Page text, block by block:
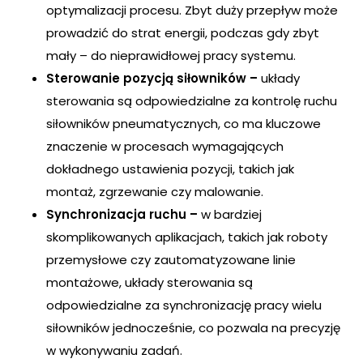
optymalizacji procesu. Zbyt duży przepływ może
prowadzić do strat energii, podczas gdy zbyt
mały – do nieprawidłowej pracy systemu.
Sterowanie pozycją siłowników – układy
sterowania są odpowiedzialne za kontrolę ruchu
siłowników pneumatycznych, co ma kluczowe
znaczenie w procesach wymagających
dokładnego ustawienia pozycji, takich jak
montaż, zgrzewanie czy malowanie.
Synchronizacja ruchu – w bardziej
skomplikowanych aplikacjach, takich jak roboty
przemysłowe czy zautomatyzowane linie
montażowe, układy sterowania są
odpowiedzialne za synchronizację pracy wielu
siłowników jednocześnie, co pozwala na precyzję
w wykonywaniu zadań.